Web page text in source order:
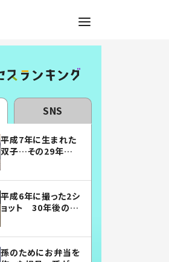
SNS
平成7年に生まれた
双子…その29年後
平成6年に撮った2シ
ョット 30年後の姿
孫のためにお弁当を